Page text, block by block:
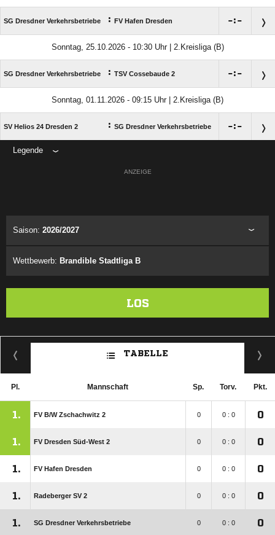
SG Dresdner Verkehrsbetriebe : FV Hafen Dresden :
Sonntag, 25.10.2026 - 10:30 Uhr | 2.Kreisliga (B)
SG Dresdner Verkehrsbetriebe : TSV Cossebaude 2 :
Sonntag, 01.11.2026 - 09:15 Uhr | 2.Kreisliga (B)
SV Helios 24 Dresden 2 : SG Dresdner Verkehrsbetriebe :
Legende
ANZEIGE
Saison: 2026/2027
Wettbewerb: Brandible Stadtliga B
LOS
TABELLE
Pl. Mannschaft Sp. Torv. Pkt.
1. FV B/​W Zschachwitz 2 0 0 : 0 0
1. FV Dresden Süd-West 2 0 0 : 0 0
1. FV Hafen Dresden 0 0 : 0 0
1. Radeberger SV 2 0 0 : 0 0
1. SG Dresdner Verkehrsbetriebe 0 0 : 0 0